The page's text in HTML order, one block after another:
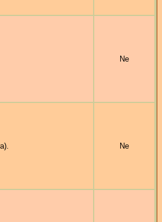
Ne
Ne